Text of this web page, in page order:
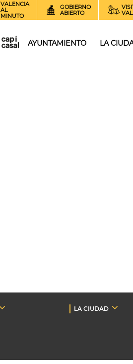
VALENCIA
AL
MINUTO
GOBIERNO
ABIERTO
AYUNTAMIENTO LA
LA CIUDAD